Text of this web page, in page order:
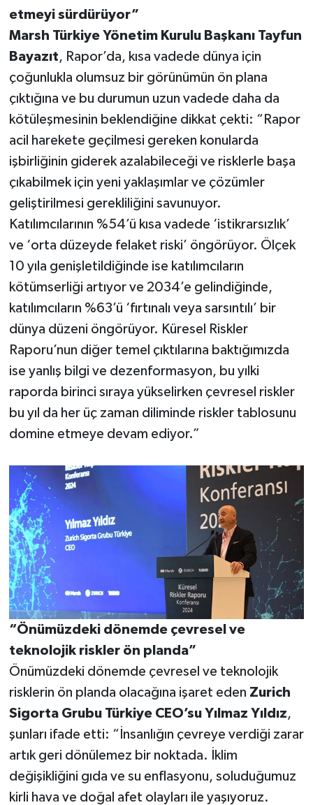
etmeyi sürdürüyor”
Marsh Türkiye Yönetim Kurulu Başkanı Tayfun
Bayazıt, Rapor’da, kısa vadede dünya için
çoğunlukla olumsuz bir görünümün ön plana
çıktığına ve bu durumun uzun vadede daha da
kötüleşmesinin beklendiğine dikkat çekti: “Rapor
acil harekete geçilmesi gereken konularda
işbirliğinin giderek azalabileceği ve risklerle başa
çıkabilmek için yeni yaklaşımlar ve çözümler
geliştirilmesi gerekliliğini savunuyor.
Katılımcılarının %54’ü kısa vadede ‘istikrarsızlık’
ve ‘orta düzeyde felaket riski’ öngörüyor. Ölçek
10 yıla genişletildiğinde ise katılımcıların
kötümserliği artıyor ve 2034’e gelindiğinde,
katılımcıların %63’ü ‘fırtınalı veya sarsıntılı’ bir
dünya düzeni öngörüyor. Küresel Riskler
Raporu’nun diğer temel çıktılarına baktığımızda
ise yanlış bilgi ve dezenformasyon, bu yılki
raporda birinci sıraya yükselirken çevresel riskler
bu yıl da her üç zaman diliminde riskler tablosunu
domine etmeye devam ediyor.”
“Önümüzdeki dönemde çevresel ve
teknolojik riskler ön planda”
Önümüzdeki dönemde çevresel ve teknolojik
risklerin ön planda olacağına işaret eden Zurich
Sigorta Grubu Türkiye CEO’su Yılmaz Yıldız,
şunları ifade etti: “İnsanlığın çevreye verdiği zarar
artık geri dönülemez bir noktada. İklim
değişikliğini gıda ve su enflasyonu, soluduğumuz
kirli hava ve doğal afet olayları ile yaşıyoruz.